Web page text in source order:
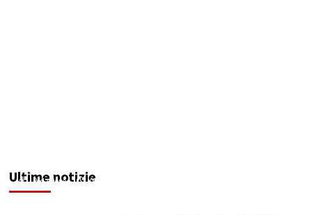
Ultime notizie
Redazione 08/08/2026